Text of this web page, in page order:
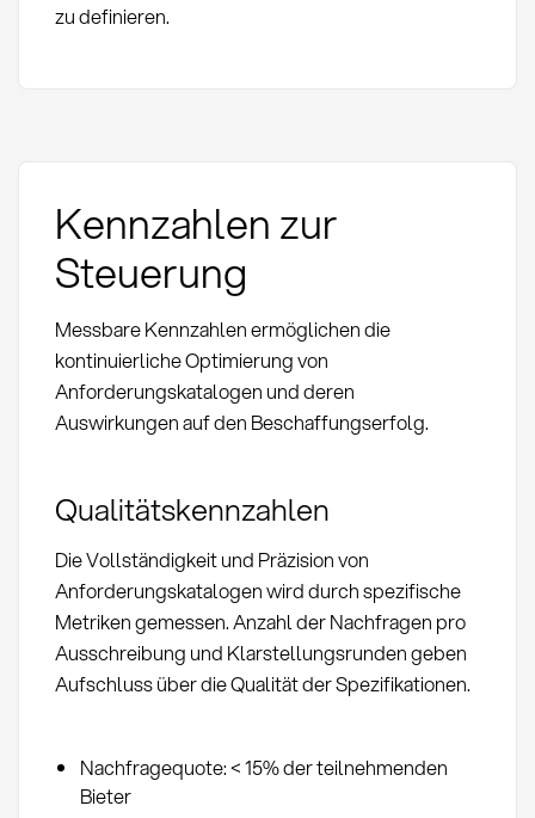
zu definieren.
Kennzahlen zur
Steuerung
Messbare Kennzahlen ermöglichen die
kontinuierliche Optimierung von
Anforderungskatalogen und deren
Auswirkungen auf den Beschaffungserfolg.
Qualitätskennzahlen
Die Vollständigkeit und Präzision von
Anforderungskatalogen wird durch spezifische
Metriken gemessen. Anzahl der Nachfragen pro
Ausschreibung und Klarstellungsrunden geben
Aufschluss über die Qualität der Spezifikationen.
Nachfragequote: < 15% der teilnehmenden
Bieter